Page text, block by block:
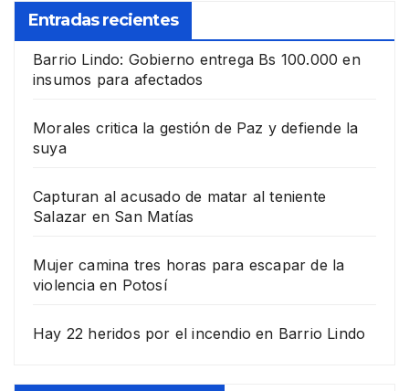
Entradas recientes
Barrio Lindo: Gobierno entrega Bs 100.000 en
insumos para afectados
Morales critica la gestión de Paz y defiende la
suya
Capturan al acusado de matar al teniente
Salazar en San Matías
Mujer camina tres horas para escapar de la
violencia en Potosí
Hay 22 heridos por el incendio en Barrio Lindo